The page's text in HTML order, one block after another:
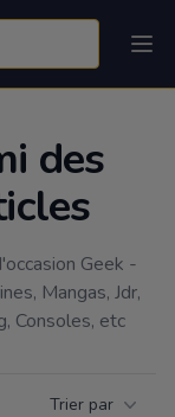
des
Geek -
Mangas, Jdr,
Consoles, etc
Trier par